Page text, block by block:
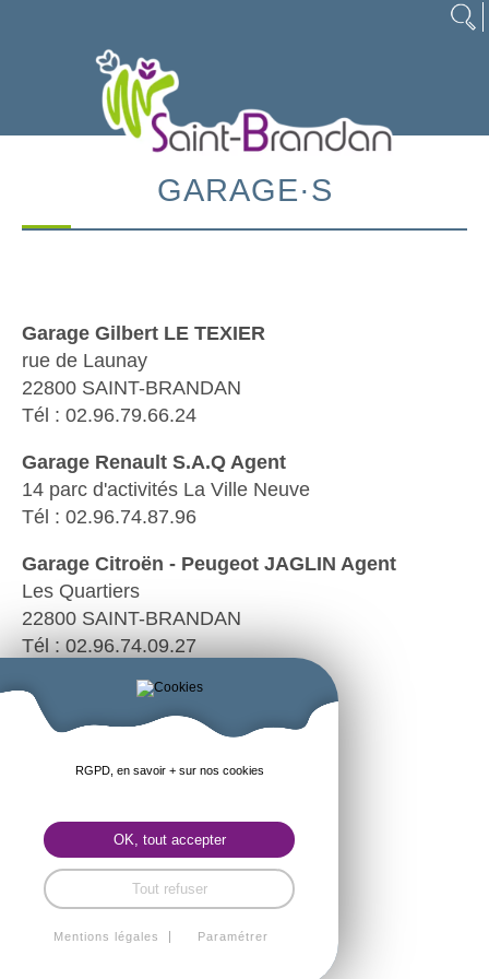
GARAGE·S
Garage Gilbert LE TEXIER
rue de Launay
22800 SAINT-BRANDAN
Tél : 02.96.79.66.24
Garage Renault S.A.Q Agent
14 parc d'activités La Ville Neuve
Tél : 02.96.74.87.96
Garage Citroën - Peugeot JAGLIN Agent
Les Quartiers
22800 SAINT-BRANDAN
Tél : 02.96.74.09.27
Garage Dacia S.A.Q Agent
La Ville Neuve
Tél : 02.96.74.87.96
Lj Maintenance -Ludovic JAN
Mécanique agricole
14 Lanvia
22800 SAINT-BRANDAN
Tél : 06.40.69.03.01
RGPD, en savoir + sur nos cookies
OK, tout accepter
Tout refuser
Mentions légales Paramétrer